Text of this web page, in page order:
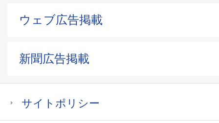
ウェブ広告掲載
新聞広告掲載
サイトポリシー